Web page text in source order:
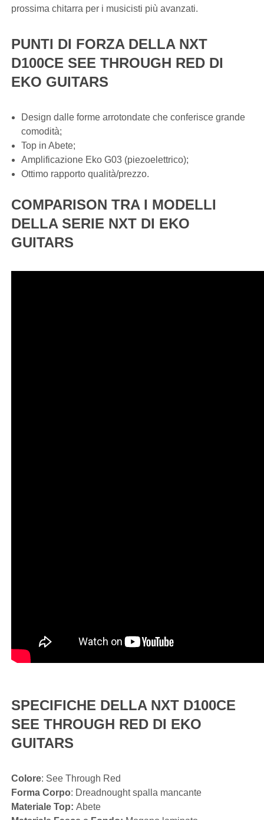
prossima chitarra per i musicisti più avanzati.
PUNTI DI FORZA DELLA NXT
D100CE SEE THROUGH RED DI
EKO GUITARS
Design dalle forme arrotondate che conferisce grande
comodità;
Top in Abete;
Amplificazione Eko G03 (piezoelettrico);
Ottimo rapporto qualità/prezzo.
COMPARISON TRA I MODELLI
DELLA SERIE NXT DI EKO
GUITARS
SPECIFICHE DELLA NXT D100CE
SEE THROUGH RED DI EKO
GUITARS
Colore: See Through Red
Forma Corpo: Dreadnought spalla mancante
Materiale Top: Abete